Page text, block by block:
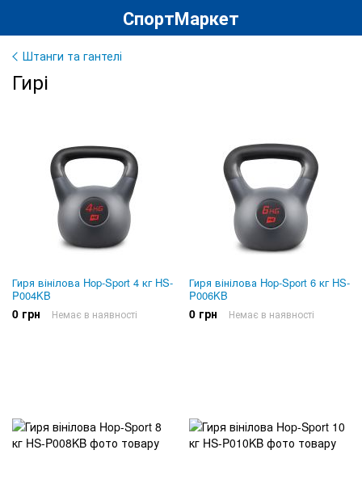
СпортМаркет
Штанги та гантелі
Гирі
Гиря вінілова Hop-Sport 4 кг HS-
P004KB
0 грн Немає в наявності
Гиря вінілова Hop-Sport 6 кг HS-
P006KB
0 грн Немає в наявності